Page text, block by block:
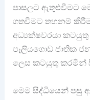
පාසලට ඇතුළුවීමට
ගතවීමට තහනම්
අධ්‍යක්ෂවරයා
පෑලියගොඩ ජාතික
ලෙස කටයුතු කරමින්
මෙම සිද්ධියෙන් පසු